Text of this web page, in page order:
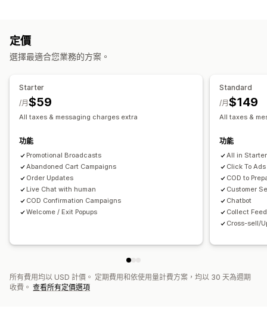
購物車提醒
商品推薦 快速回覆 邀請評價
自訂
顏色和字型
標記
指派聊天
聊天流程 專員顯示圖片
自動化工作流程
目標設定規則
定價
選擇最適合您業務的方案。
Starter
$59
/月
All taxes & messaging charges extra
功能
Promotional Broadcasts
Abandoned Cart Campaigns
Order Updates
Live Chat with human
COD Confirmation Campaigns
Welcome / Exit Popups
Standard
$149
/月
All taxes &
功能
All in
Click To
COD to
Customer
Chatbot
Collect
Cross-sell/
所有費用均以 USD 計價。 定期費用和依使用量計費方案，均以 30 天為週期
收費。 查看所有定價選項